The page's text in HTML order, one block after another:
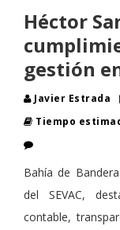
Héctor
gestión
Javier Estrada
Tiempo
Bahía de
del SEVAC,
contable,